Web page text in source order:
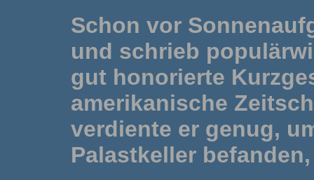
Schon vor
und schrieb
gut honorierte
amerikanische
verdiente er genug,
Palastkeller